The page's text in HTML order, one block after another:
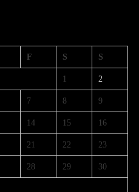
F S S
1 2
7 8 9
14 15 16
21 22 23
28 29 30